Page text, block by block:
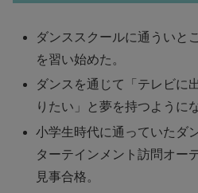
ダンススクールに通ういと
を習い始めた。
ダンスを通じて「テレビに
りたい」と夢を持つように
小学生時代に通っていたダ
ターテインメント訪問オー
見事合格。